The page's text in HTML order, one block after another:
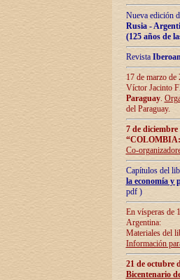
Nueva edición
Rusia -
(125 años de
Revista
17 de marzo
Víctor Jacinto
Paraguay.
del Paraguay.
7 de
Co-
Capítulos del
la economía y
pdf )
En vísperas de
Argentina:
Materiales del
Información
21 de octubre
Bicentenario